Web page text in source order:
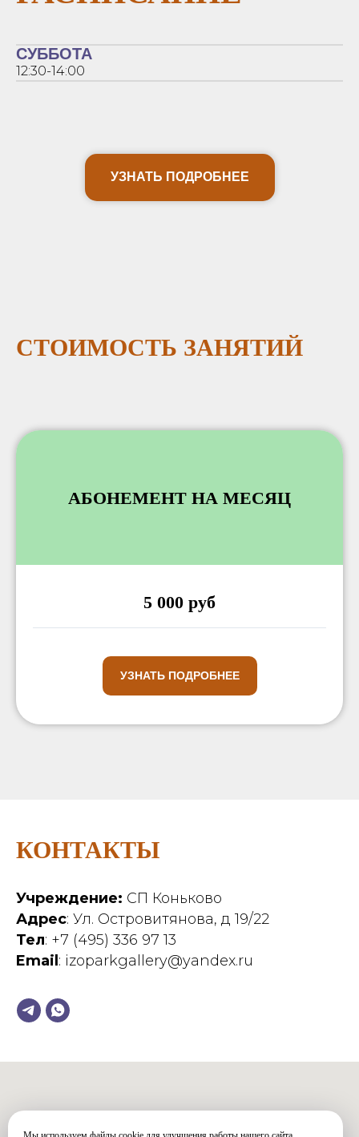
СУББОТА
12:30-14:00
УЗНАТЬ ПОДРОБНЕЕ
СТОИМОСТЬ ЗАНЯТИЙ
АБОНЕМЕНТ НА МЕСЯЦ
5 000 руб
УЗНАТЬ ПОДРОБНЕЕ
КОНТАКТЫ
Учреждение: СП Коньково
Адрес: Ул. Островитянова, д 19/22
Тел: +7 (495) 336 97 13
Email : izoparkgallery@yandex.ru